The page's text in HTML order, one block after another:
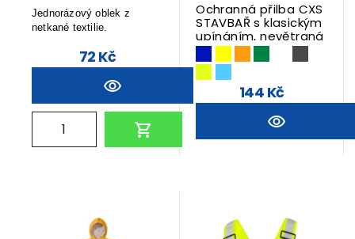
Jednorázový oblek z
netkané textilie.
72 Kč
Ochranná přilba CXS
STAVBAŘ s klasickým
upínáním, nevětraná
s elektroizolací do
440 Vac. Velikost
55-62 cm.
144 Kč